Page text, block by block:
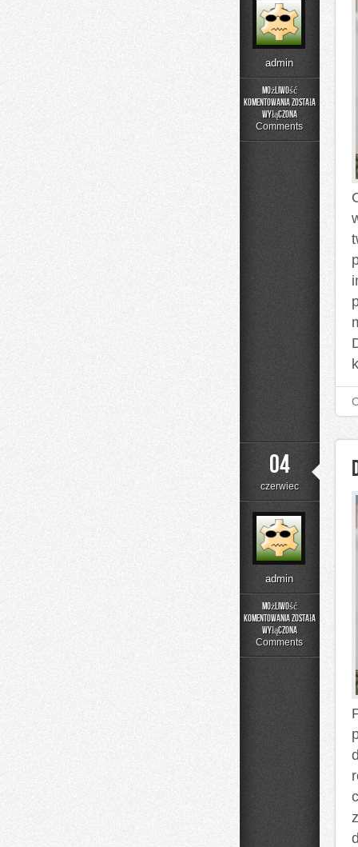
admin
Możliwość
komentowania
Europie
została
wyłączona
Comments
04
czerwiec
admin
Możliwość
komentowania
Projekty
została
wyłączona
Comments